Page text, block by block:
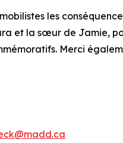
les
et la sœur de Jamie,
Merci